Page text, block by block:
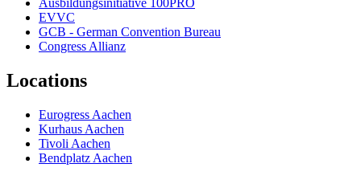
Ausbildungsinitiative 100PRO
EVVC
GCB - German Convention Bureau
Congress Allianz
Locations
Eurogress Aachen
Kurhaus Aachen
Tivoli Aachen
Bendplatz Aachen